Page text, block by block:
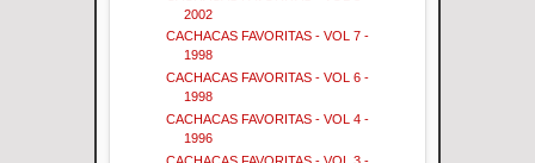
2002
CACHACAS FAVORITAS - VOL 7 -
1998
CACHACAS FAVORITAS - VOL 6 -
1998
CACHACAS FAVORITAS - VOL 4 -
1996